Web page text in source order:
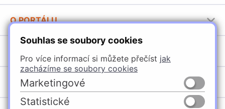
Souhlas se soubory cookies
Pro více informací si můžete přečíst jak
zacházíme se soubory cookies
Marketingové
Statistické
Stavební katalog Häfele
Brožury Häfele
O PORTÁLU
Provozovatel portálu
Jak používat portál
Úchytky
Nábytkové kování
Vybavení kuchyní
POBOČKY
Domašín